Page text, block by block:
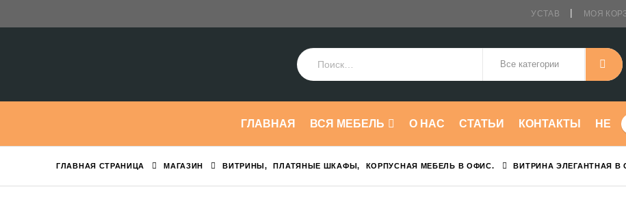
УСТАВ МОЯ
ГЛАВНАЯ ВСЯ МЕБЕЛЬ О НАС СТАТЬИ КОНТАКТЫ HE
ГЛАВНАЯ СТРАНИЦА МАГАЗИН ВИТРИНЫ, ПЛАТЯНЫЕ ШКАФЫ, КОРПУСНАЯ МЕБЕЛЬ В ОФИС. ВИТРИНА ЭЛЕГАНТНАЯ В